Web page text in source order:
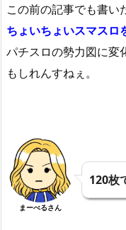
この前の記事でも書い
ちょいちょいスマスロ
パチスロの勢力図に変
もしれんすねぇ。
まーべるさん
120枚